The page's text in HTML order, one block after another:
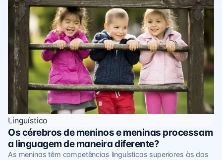
Linguístico
Os cérebros de meninos e meninas processam
a linguagem de maneira diferente?
As meninas têm competências linguísticas superiores às dos